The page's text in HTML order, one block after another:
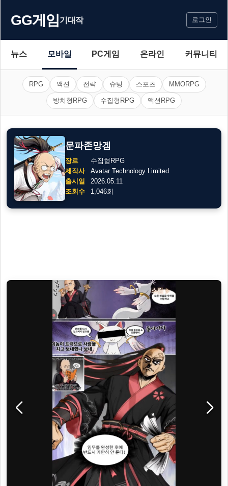
GG게임기대작 로그인
뉴스 모바일 PC게임 온라인 커뮤니티
RPG 액션 전략 슈팅 스포츠 MMORPG
방치형RPG 수집형RPG 액션RPG
문파존망겜
장르
수집형RPG
제작사
Avatar Technology Limited
출시일
2026.05.11
조회수
1,046회